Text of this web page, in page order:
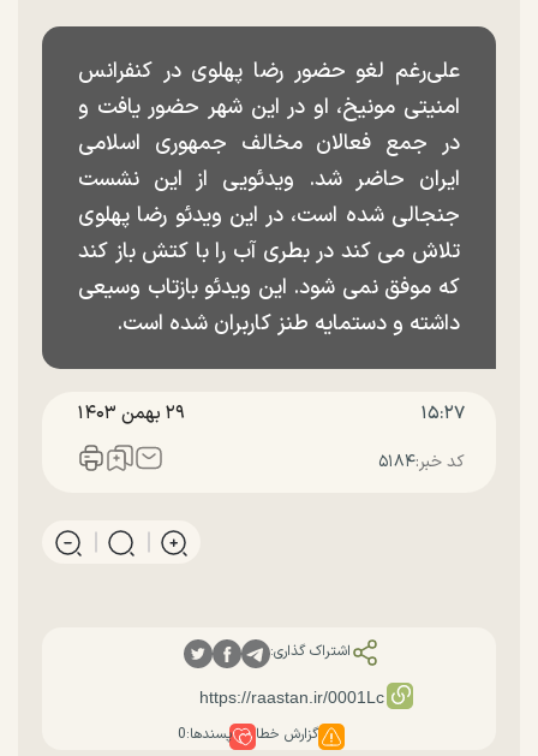
علی‌رغم لغو حضور رضا پهلوی در کنفرانس
امنیتی مونیخ، او در این شهر حضور یافت و
در جمع فعالان مخالف جمهوری اسلامی
ایران حاضر شد. ویدئویی از این نشست
جنجالی شده است، در این ویدئو رضا پهلوی
تلاش می کند در بطری آب را با کتش باز کند
که موفق نمی شود. این ویدئو بازتاب وسیعی
داشته و دستمایه طنز کاربران شده است.
۱۵:۲۷ ۲۹ بهمن ۱۴۰۳
کد خبر:۵۱۸۴
اشتراک گذاری:
گزارش خطا پسندها:0